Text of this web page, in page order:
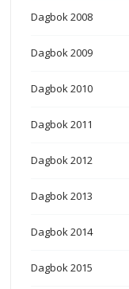
Dagbok 2008
Dagbok 2009
Dagbok 2010
Dagbok 2011
Dagbok 2012
Dagbok 2013
Dagbok 2014
Dagbok 2015